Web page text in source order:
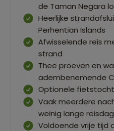
de Taman Negara
Heerlijke
Perhentian Islands
Afwisselende reis
strand
Thee proeven en
adembenemende
Optionele fietstocht
Vaak meerdere
weinig lange
Voldoende vrije tijd